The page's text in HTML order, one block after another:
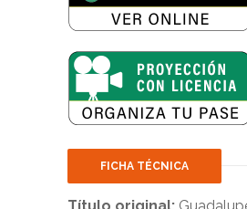
FICHA TÉCNICA
Título original: